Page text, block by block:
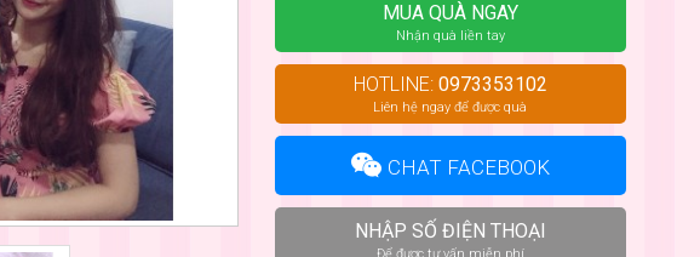
MUA QUÀ NGAY
Nhận quà liền tay
HOTLINE: 0973353102
Liên hệ ngay để được quà
CHAT FACEBOOK
NHẬP SỐ ĐIỆN THOẠI